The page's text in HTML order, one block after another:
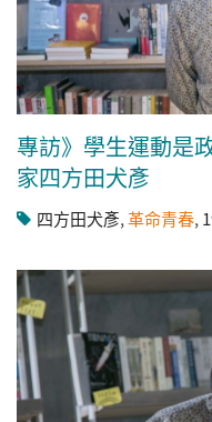
專訪》學生運動是
家四方田犬彥
四方田犬彥,革命青春,